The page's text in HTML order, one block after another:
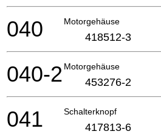
Motorgehäuse
040 418512-3
Motorgehäuse
040-2 453276-2
Schalterknopf
041 417813-6